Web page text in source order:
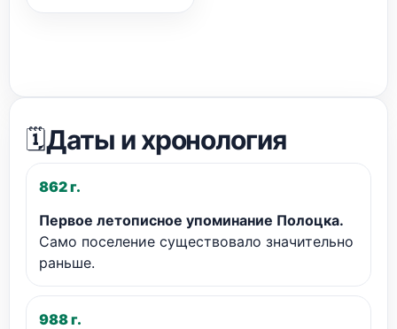
🗓️Даты и хронология
862 г.
Первое летописное упоминание Полоцка.
Само поселение существовало значительно
раньше.
988 г.